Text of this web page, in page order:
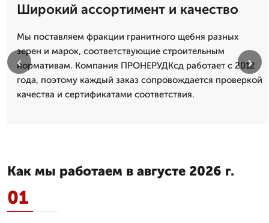
Широкий ассортимент и качество
Мы поставляем фракции гранитного щебня разных
зерен и марок, соответствующие строительным
нормативам. Компания ПРОНЕРУДКсд работает с 2012
года, поэтому каждый заказ сопровождается проверкой
качества и сертификатами соответствия.
‹ ›
Как мы работаем в августе 2026 г.
01